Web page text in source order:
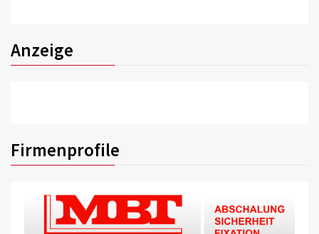
Anzeige
Firmenprofile